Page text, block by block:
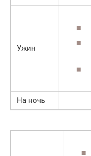
Ужин
На ночь